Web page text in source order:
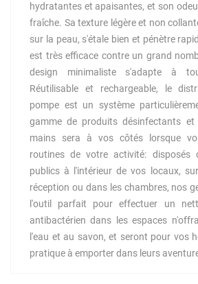
hydratantes et apaisantes, et son
fraîche. Sa texture légère et non
sur la peau, s'étale bien et pénètre
est très efficace contre un grand
design minimaliste s'adapte à
Réutilisable et rechargeable, le
pompe est un système
gamme de produits désinfectants
mains sera à vos côtés lorsque
routines de votre activité: disposés
publics à l'intérieur de vos locaux,
réception ou dans les chambres, nos
l'outil parfait pour effectuer un
antibactérien dans les espaces
l'eau et au savon, et seront pour vos
pratique à emporter dans leurs